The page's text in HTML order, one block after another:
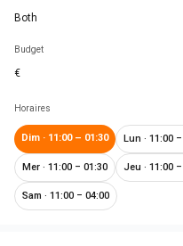
Both
Budget
€
Horaires
Dim · 11:00 – 01:30 Lun · 11:00
Mer · 11:00 – 01:30 Jeu · 11:00
Sam · 11:00 – 04:00